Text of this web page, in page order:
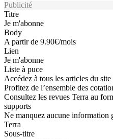
Publicité
Titre
Je m'abonne
Body
A partir de 9.90€/mois
Lien
Je m'abonne
Liste à puce
Accédez à tous les articles du site
Profitez de l’ensemble des
Consultez les revues Terra au
supports
Ne manquez aucune information
Terra
Sous-titre